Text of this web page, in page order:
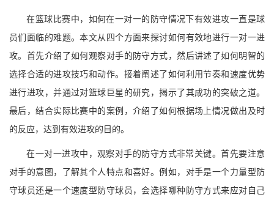
在篮球比赛中，如何在一对一的防守情况下有效进攻一直是球
员们面临的难题。本文从四个方面来探讨如何有效地进行一对一进
攻。首先介绍了如何观察对手的防守方式，然后讲述了如何明智的
选择合适的进攻技巧和动作。接着阐述了如何利用节奏和速度优势
进行进攻，并通过对篮球巨星的研究，揭示了其成功的突破之道。
最后，结合实际比赛中的案例，介绍了如何根据场上情况做出及时
的反应，达到有效进攻的目的。
在一对一进攻中，观察对手的防守方式非常关键。首先要注意
对手的意图，了解其个人特点和喜好。例如，对手是一个力量型防
守球员还是一个速度型防守球员，会选择哪种防守方式来应对自己